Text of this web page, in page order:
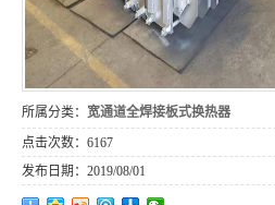
所属分类： 宽通道全焊接板式换热器
点击次数： 6167
发布日期： 2019/08/01